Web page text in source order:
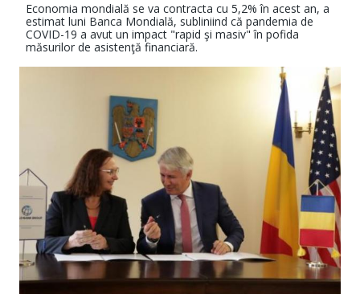
Economia mondială se va contracta cu 5,2% în acest an, a
estimat luni Banca Mondială, subliniind că pandemia de
COVID-19 a avut un impact "rapid şi masiv" în pofida
măsurilor de asistenţă financiară.